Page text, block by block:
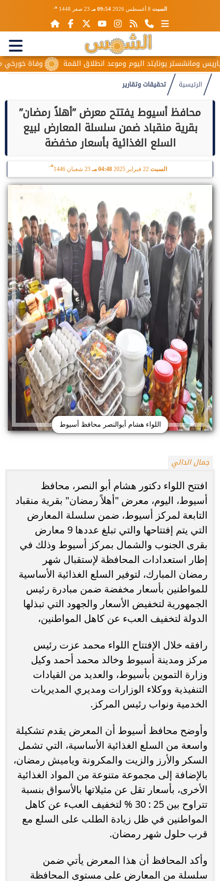
السبت 09:54 مـ 23 صفر 1448 هـ
وفاة خورخي ميسي ومانشستر يونايتد اليوم وموعد انطلاق القمة
الرئيسية تحقيقات وتقارير
محافظ أسيوط يفتتح معرض ”أهلاً رمضان”
بقرية منقباد ضمن سلسلة المعارض لبيع
السلع الغذائية بأسعار مخفضة
السبت 22 فبراير 2025 04:48 مـ 23 شعبان 1446
هـ
اللواء هشام أبوالنصر محافظ أسيوط
جمال الدالي
افتتح اللواء دكتور هشام أبو النصر، محافظ
أسيوط، اليوم، معرض "أهلاً رمضان" بقرية منقباد
التابعة لمركز أسيوط، ضمن سلسلة المعارض
التي يتم إفتتاحها والتي تبلغ عددها 9 معارض
بقرى الجنوب والشمال بمركز أسيوط وذلك في
إطار استعدادات المحافظة لإستقبال شهر
رمضان المبارك، لتوفير السلع الغذائية الأساسية
للمواطنين بأسعار مخفضة ضمن مبادرة رئيس
الجمهورية لتخفيض الأسعار والجهود التي تبذلها
الدولة لتخفيف العبء عن كاهل المواطنين،
رافقه خلال الإفتتاح اللواء محمد عزت رئيس
مركز ومدينة أسيوط وخالد محمد أحمد وكيل
وزارة التموين بأسيوط، والعديد من القيادات
التنفيذية ووكلاء الوزارات ومديري المديريات
الخدمية ونواب رئيس المركز.
وأوضح محافظ أسيوط أن المعرض يقدم تشكيلة
واسعة من السلع الغذائية الأساسية، التي تشمل
السكر والأرز والزيت والمكرونة وياميش رمضان،
بالإضافة إلى مجموعة متنوعة من المواد الغذائية
الأخرى، بأسعار تقل عن مثيلاتها بالأسواق بنسبة
تتراوح بين 25 : 30 % لتخفيف العبء عن كاهل
المواطنين في ظل زيادة الطلب على السلع مع
قرب حلول شهر رمضان.
وأكد المحافظ أن هذا المعرض يأتي ضمن
سلسلة من المعارض على مستوى المحافظة